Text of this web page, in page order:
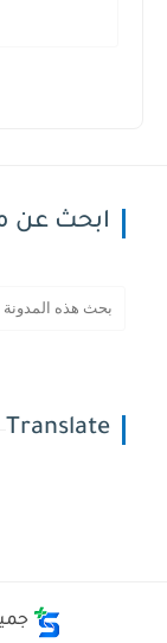
ابحث عن
Translate